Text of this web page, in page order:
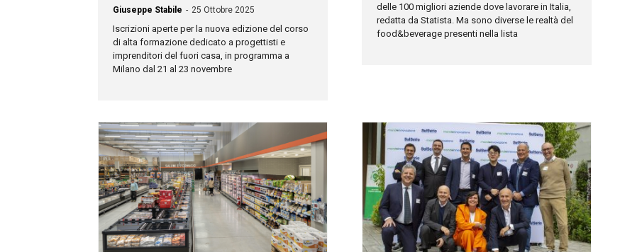
Giuseppe Stabile - 25 Ottobre 2025
Iscrizioni aperte per la nuova edizione del corso
di alta formazione dedicato a progettisti e
imprenditori del fuori casa, in programma a
Milano dal 21 al 23 novembre
delle 100 migliori aziende dove lavorare in Italia,
redatta da Statista. Ma sono diverse le realtà del
food&beverage presenti nella lista